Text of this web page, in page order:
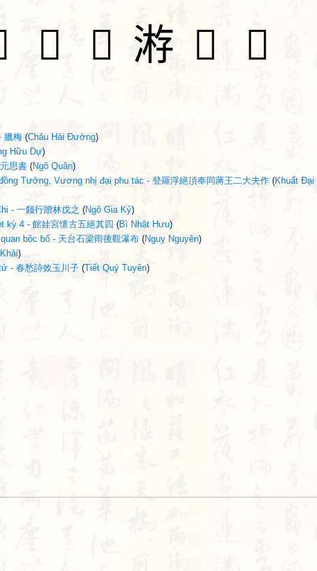
𦳧 𥯞 𣸯 𪆎 𣛦
臘梅 (Châu Hải Đường)
Hữu Dự)
思書 (Ngô Quân)
Tưởng, Vương nhị đại phu tác - 登羅浮絕頂奉同蔣王二大夫作 (Khuất Đại
- 一錢行贈林戊之 (Ngô Gia Kỷ)
kỳ 4 - 館娃宮懷古五絕其四 (Bì Nhật Hưu)
bộc bố - 天台石梁雨後觀瀑布 (Nguỵ Nguyên)
)
- 春愁詩效玉川子 (Tiết Quý Tuyên)